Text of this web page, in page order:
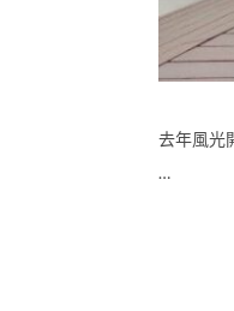
去年風光
…